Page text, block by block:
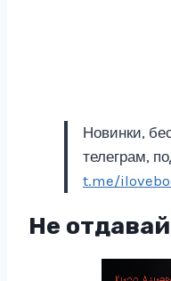
Новинки,
телеграм,
t.me/
Не